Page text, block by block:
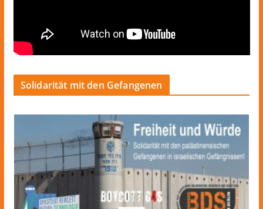
Solidarität mit den Gefangenen